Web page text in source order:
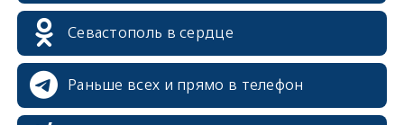
Севастополь в сердце
Раньше всех и прямо в телефон